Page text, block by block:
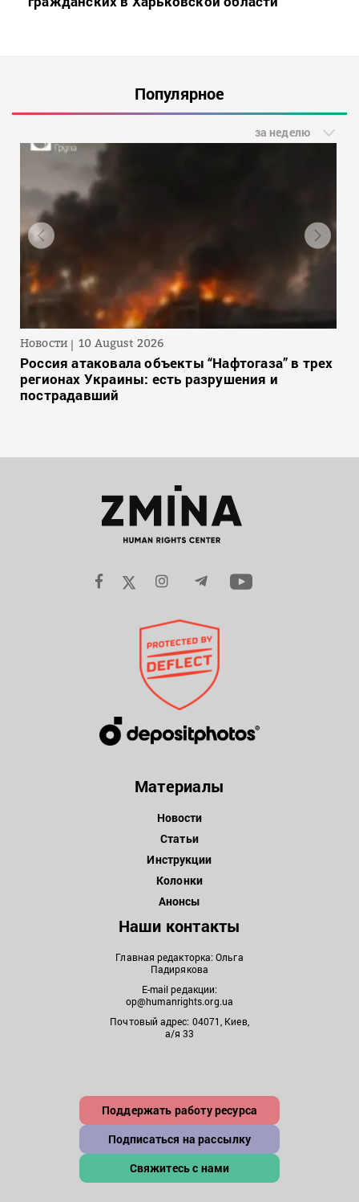
Популярное
за неделю
Новости 10 August 2026
Россия атаковала объекты “Нафтогаза” в трех
регионах Украины: есть разрушения и
пострадавший
Материалы
Новости
Статьи
Инструкции
Колонки
Анонсы
Наши контакты
Главная редакторка: Ольга
Падирякова
E-mail редакции:
op@humanrights.org.ua
Почтовый адрес: 04071, Киев,
а/я 33
Поддержать работу ресурса
Подписаться на рассылку
Свяжитесь с нами